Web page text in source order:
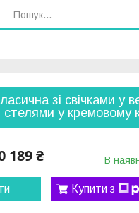
зі свічками у
стелями у кремовому
189 ₴ В
Купити з